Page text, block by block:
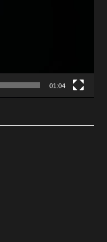
01:04